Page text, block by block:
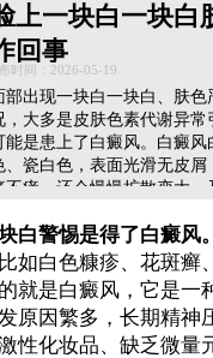
上一块白一块白
回事
时间：2026-05-19
部出现一块白一块白、肤色
，大多是皮肤色素代谢异常
能是患上了白癜风。白癜风
、瓷白色，表面光滑无皮屑
不痒，还会慢慢扩散变大。
，避免误诊误治。确诊后务
机，尽早干预恢复效果更佳
光照射治疗面部白斑，疗法
肌肤，安全无副作用，复色
白警惕是得了白癜风。
如白色糠疹、花斑癣
就是白癜风，它是一
原因繁多，长期精神
性化妆品、缺乏微量